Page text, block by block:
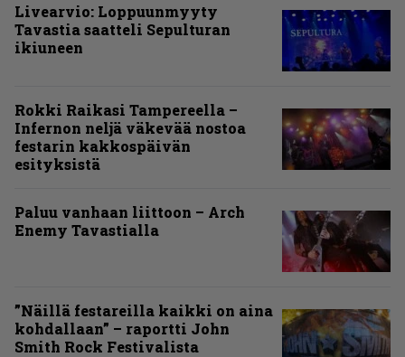
Livearvio: Loppuunmyyty
Tavastia saatteli Sepulturan
ikiuneen
Rokki Raikasi Tampereella –
Infernon neljä väkevää nostoa
festarin kakkospäivän
esityksistä
Paluu vanhaan liittoon – Arch
Enemy Tavastialla
”Näillä festareilla kaikki on aina
kohdallaan” – raportti John
Smith Rock Festivalista